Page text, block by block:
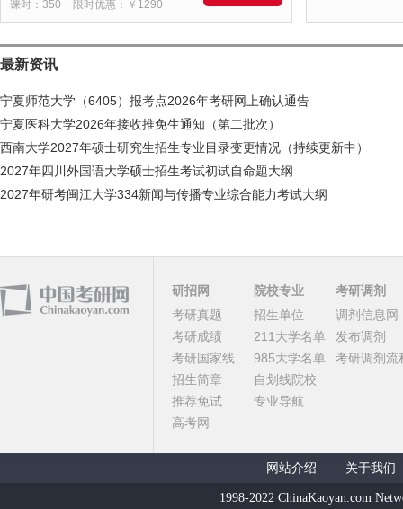
课时：350 限时优惠：￥1290
最新资讯
宁夏师范大学（6405）报考点2026年考研网上确认通告
宁夏医科大学2026年接收推免生通知（第二批次）
西南大学2027年硕士研究生招生专业目录变更情况（持续更新中）
2027年四川外国语大学硕士招生考试初试自命题大纲
2027年研考闽江大学334新闻与传播专业综合能力考试大纲
研招网
考研真题
考研成绩
考研国家线
招生简章
推荐免试
高考网
院校专业
招生单位
211大学名单
985大学名单
自划线院校
专业导航
考研调剂
调剂信息网
发布调剂
考研调剂流
网站介绍 关于我们
1998-2022 ChinaKaoyan.com